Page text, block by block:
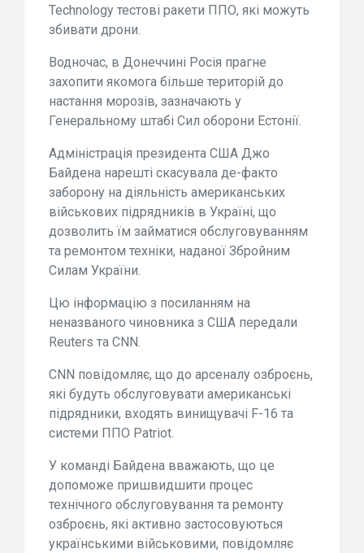
Technology тестові ракети ППО, які можуть
збивати дрони.
Водночас, в Донеччині Росія прагне
захопити якомога більше територій до
настання морозів, зазначають у
Генеральному штабі Сил оборони Естонії.
Адміністрація президента США Джо
Байдена нарешті скасувала де-факто
заборону на діяльність американських
військових підрядників в Україні, що
дозволить їм займатися обслуговуванням
та ремонтом техніки, наданої Збройним
Силам України.
Цю інформацію з посиланням на
неназваного чиновника з США передали
Reuters та CNN.
CNN повідомляє, що до арсеналу озброєнь,
які будуть обслуговувати американські
підрядники, входять винищувачі F-16 та
системи ППО Patriot.
У команді Байдена вважають, що це
допоможе пришвидшити процес
технічного обслуговування та ремонту
озброєнь, які активно застосовуються
українськими військовими, повідомляє